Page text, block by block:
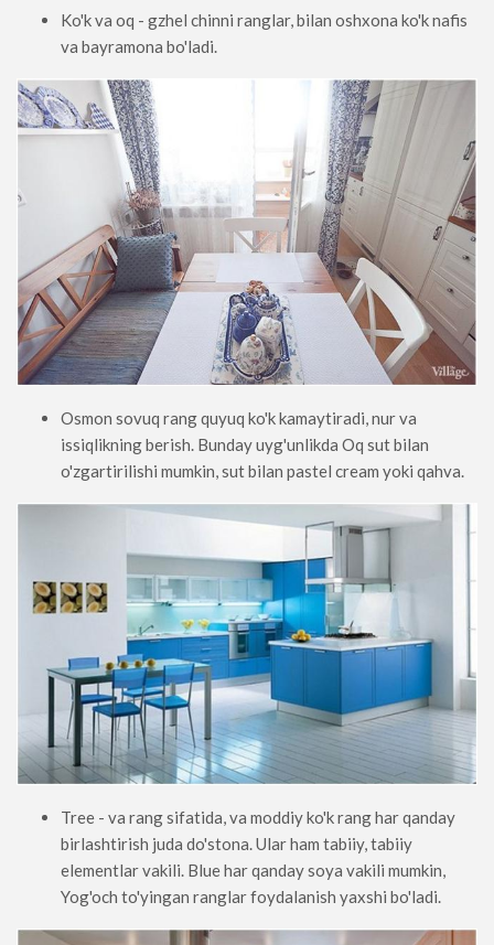
Ko'k va oq - gzhel chinni ranglar, bilan oshxona ko'k nafis
va bayramona bo'ladi.
Osmon sovuq rang quyuq ko'k kamaytiradi, nur va
issiqlikning berish. Bunday uyg'unlikda Oq sut bilan
o'zgartirilishi mumkin, sut bilan pastel cream yoki qahva.
Tree - va rang sifatida, va moddiy ko'k rang har qanday
birlashtirish juda do'stona. Ular ham tabiiy, tabiiy
elementlar vakili. Blue har qanday soya vakili mumkin,
Yog'och to'yingan ranglar foydalanish yaxshi bo'ladi.